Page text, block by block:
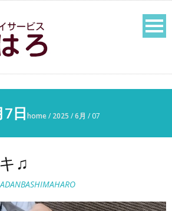
日home/ 2025 /6月 / 07
♫